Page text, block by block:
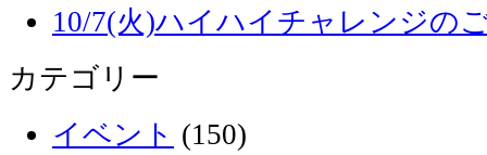
10/7(火)ハイハイチャレンジの
カテゴリー
イベント (150)